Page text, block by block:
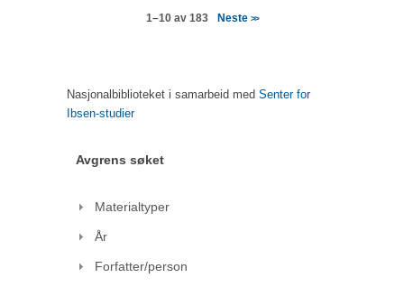
1–10 av 183 Neste >>
Nasjonalbiblioteket i samarbeid med Senter for
Ibsen-studier
Avgrens søket
Materialtyper
År
Forfatter/person